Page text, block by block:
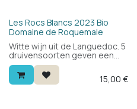
en voor feesten en recepties.
Bio
Les Rocs Blancs 2023 Bio
Domaine de Roquemale
Witte wijn uit de Languedoc. 5
druivensoorten geven een
complexe, volle witte wijn met
de nodige frisheid voor een
mooie balans. 15,00 €